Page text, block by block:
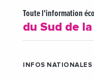
Toute l'information
du Sud de
INFOS NATIONALES